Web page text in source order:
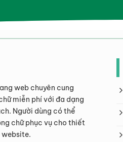
web chuyên cung
miễn phí với đa dạng
Người dùng có thể
chữ phục vụ cho thiết
website.